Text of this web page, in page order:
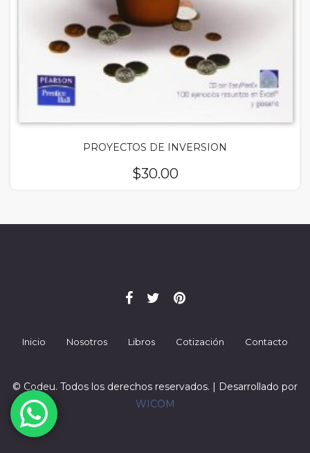
PROYECTOS DE INVERSION
$30.00
Inicio Nosotros Libros Cotización Contacto
© Codeu. Todos los derechos reservados. | Desarrollado por
WICOM